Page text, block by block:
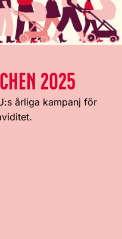
2025
årliga kampanj för